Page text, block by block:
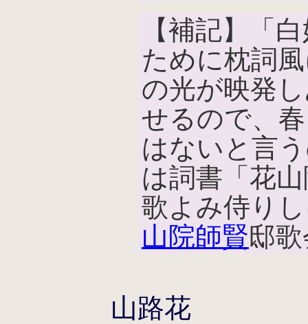
【補記】「
ために枕詞
の光が映発
せるので、
はないと言
は詞書「花
歌よみ侍り
山院師賢邸
山路花